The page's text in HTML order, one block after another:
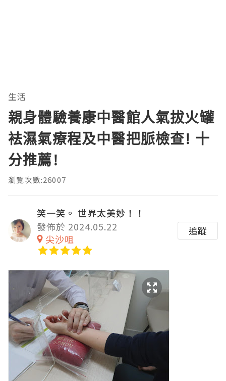
生活
親身體驗養康中醫館人氣拔火罐
袪濕氣療程及中醫把脈檢查! 十
分推薦!
瀏覽次數:26007
笑一笑。 世界太美妙！！
發佈於 2024.05.22
尖沙咀
追蹤